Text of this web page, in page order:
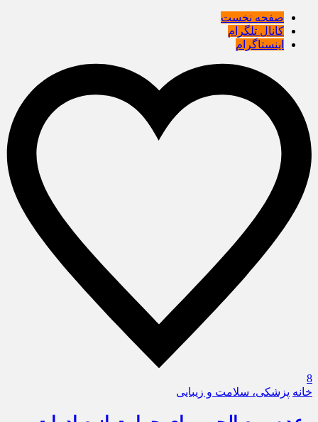
صفحه نخست
کانال تلگرام
اینستاگرام
8
خانه پزشکی، سلامت و زیبایی